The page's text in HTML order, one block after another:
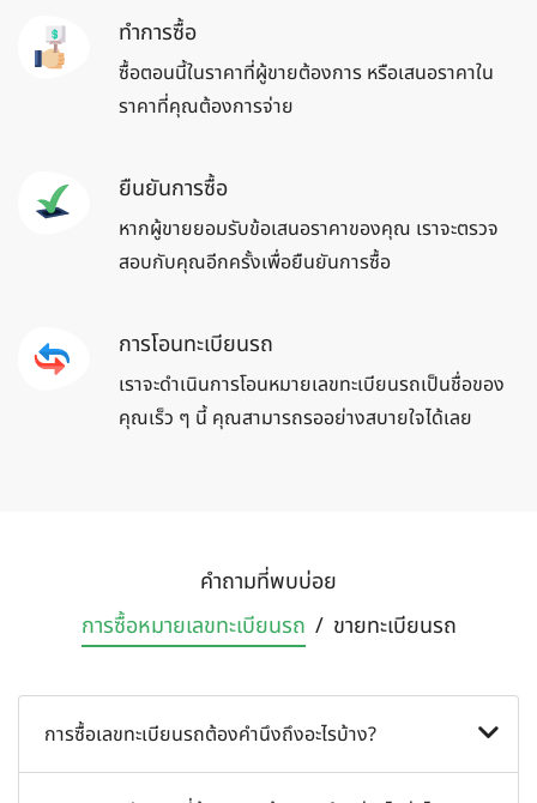
ทำการซื้อ
ซื้อตอนนี้ในราคาที่ผู้ขายต้องการ หรือเสนอราคาใน
ราคาที่คุณต้องการจ่าย
ยืนยันการซื้อ
หากผู้ขายยอมรับข้อเสนอราคาของคุณ เราจะตรวจ
สอบกับคุณอีกครั้งเพื่อยืนยันการซื้อ
การโอนทะเบียนรถ
เราจะดำเนินการโอนหมายเลขทะเบียนรถเป็นชื่อของ
คุณเร็ว ๆ นี้ คุณสามารถรออย่างสบายใจได้เลย
คำถามที่พบบ่อย
การซื้อหมายเลขทะเบียนรถ / ขายทะเบียนรถ
การซื้อเลขทะเบียนรถต้องคำนึงถึงอะไรบ้าง?